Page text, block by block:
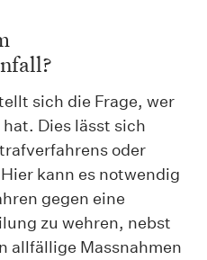
sich die Frage, wer
Dies lässt sich
oder
kann es notwendig
gegen eine
zu wehren, nebst
allfällige Massnahmen